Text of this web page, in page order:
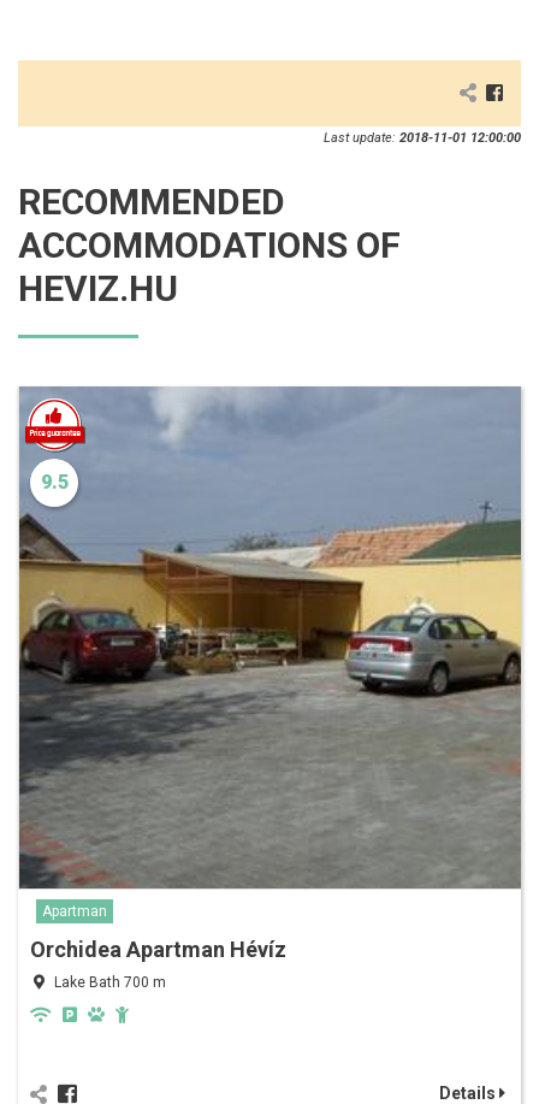
Last update: 2018-11-01 12:00:00
RECOMMENDED
ACCOMMODATIONS OF
HEVIZ.HU
9.5
Apartman
Orchidea Apartman Hévíz
Lake Bath 700 m
Details